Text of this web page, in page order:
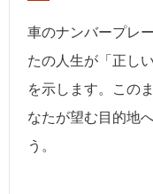
車のナンバープレ
たの人生が「正し
を示します。この
なたが望む目的地
う。